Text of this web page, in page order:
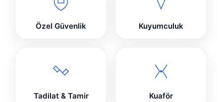
Özel Güvenlik Kuyumculuk
Tadilat & Tamir Kuaför